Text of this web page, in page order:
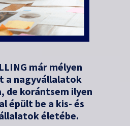
már mélyen
a nagyvállalatok
de korántsem ilyen
épült be a kis- és
életébe.